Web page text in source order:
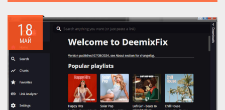
предназначена для...
18
МАЙ